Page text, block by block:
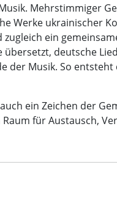
Mehrstimmiger
Werke ukrainischer
ein
übersetzt, deutsche
Musik. So
ein Zeichen der
für Austausch,